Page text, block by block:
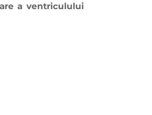
a ventriculului